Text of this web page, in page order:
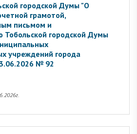
городской Думы "О
грамотой,
письмом и
Тобольской городской Думы
учреждений города
№ 92